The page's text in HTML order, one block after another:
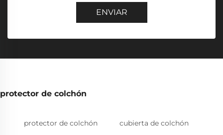
ENVIAR
protector de colchón
protector de colchón cubierta de colchón